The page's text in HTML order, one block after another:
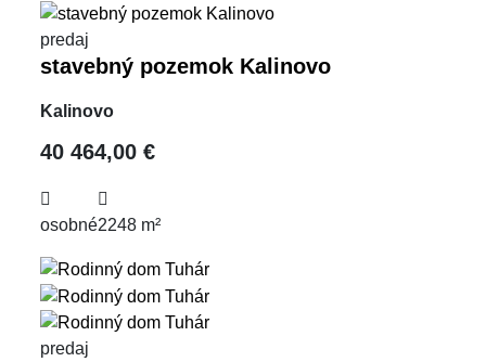
predaj
stavebný pozemok Kalinovo
Kalinovo
40 464,00 €
osobné2248 m²
predaj